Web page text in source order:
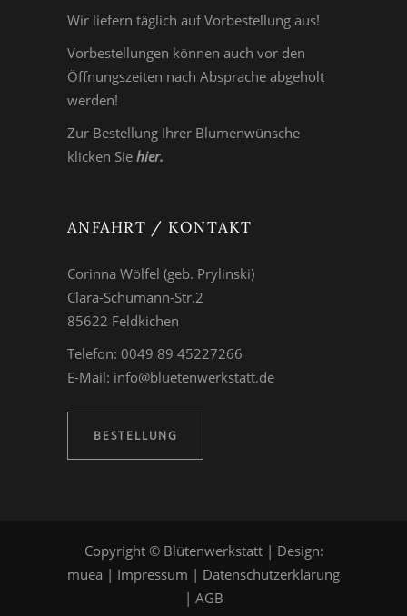
Wir liefern täglich auf Vorbestellung aus!
Vorbestellungen können auch vor den
Öffnungszeiten nach Absprache abgeholt
werden!
Zur Bestellung Ihrer Blumenwünsche
klicken Sie hier.
ANFAHRT / KONTAKT
Corinna Wölfel (geb. Prylinski)
Clara-Schumann-Str.2
85622 Feldkichen
Telefon: 0049 89 45227266
E-Mail: info@bluetenwerkstatt.de
BESTELLUNG
Copyright © Blütenwerkstatt | Design:
muea | Impressum | Datenschutzerklärung
| AGB